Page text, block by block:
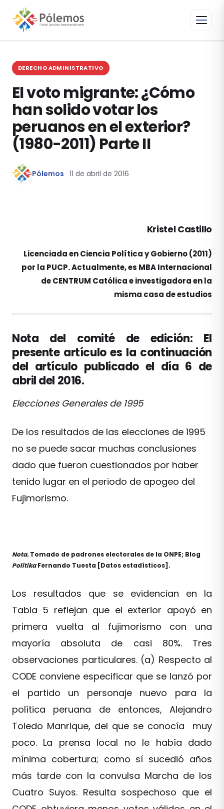
DERECHO ADMINISTRATIVO
El voto migrante: ¿Cómo
han solido votar los
peruanos en el exterior?
(1980-2011) Parte II
Pólemos 11 de abril de 2016
Kristel Castillo
Licenciada en Ciencia Política y Gobierno (2011)
por la PUCP. Actualmente, es MBA Internacional
de CENTRUM Católica e investigadora en la
misma casa de estudios
Nota del comité de edición: El
presente artículo es la continuación
del artículo publicado el día 6 de
abril del 2016.
Elecciones Generales de 1995
De los resultados de las elecciones de 1995
no se puede sacar muchas conclusiones
dado que fueron cuestionados por haber
tenido lugar en el periodo de apogeo del
Fujimorismo.
Nota.Tomado de padrones electorales de la ONPE; Blog
PolitikaFernando Tuesta [Datos estadísticos].
Los resultados que se evidencian en la
Tabla 5 reflejan que el exterior apoyó en
primera vuelta al fujimorismo con una
mayoría absoluta de casi 80%. Tres
observaciones particulares. (a) Respecto al
CODE conviene especificar que se lanzó por
el partido un personaje nuevo para la
política peruana de entonces, Alejandro
Toledo Manrique, del que se conocía muy
poco. La prensa local no le había dado
mínima cobertura; como sí sucedió años
más tarde con la convulsa Marcha de los
Cuatro Suyos. Resulta sospechoso que el